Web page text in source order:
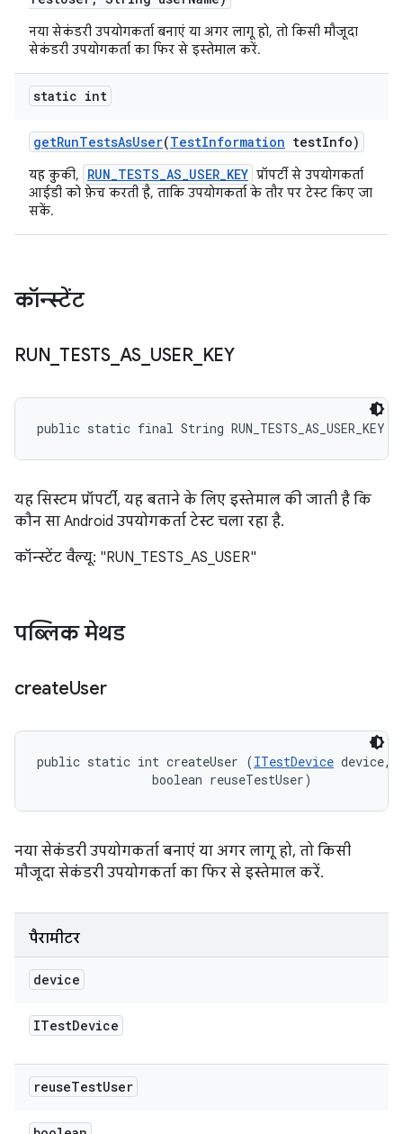
नया सेकंडरी उपयोगकर्ता बनाएं या अगर लागू हो, तो किसी मौजूदा
सेकंडरी उपयोगकर्ता का फिर से इस्तेमाल करें.
static int
getRunTestsAsUser(TestInformation testInfo)
यह कुकी, RUN_TESTS_AS_USER_KEY प्रॉपर्टी से उपयोगकर्ता
आईडी को फ़ेच करती है, ताकि उपयोगकर्ता के तौर पर टेस्ट किए जा
सकें.
कॉन्स्टेंट
RUN TESTS_ AS USER_ KEY
public static final String RUN_TESTS_AS_USER_KEY
यह सिस्टम प्रॉपर्टी, यह बताने के लिए इस्तेमाल की जाती है कि
कौन सा Android उपयोगकर्ता टेस्ट चला रहा है.
कॉन्स्टेंट वैल्यू: "RUN_TESTS_AS_USER"
पब्लिक मेथड
createUser
public static int createUser (ITestDevice device,
                boolean reuseTestUser)
नया सेकंडरी उपयोगकर्ता बनाएं या अगर लागू हो, तो किसी
मौजूदा सेकंडरी उपयोगकर्ता का फिर से इस्तेमाल करें.
पैरामीटर
device
ITestDevice
reuseTestUser